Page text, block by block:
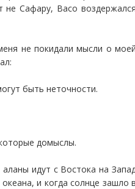
не Сафару, Васо
не покидали мысли о
быть неточности.
домыслы.
идут с Востока на
и когда солнце зашло